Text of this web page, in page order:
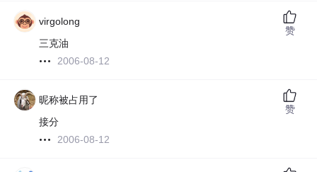
virgolong
三克油
2006-08-12
赞
昵称被占用了
接分
2006-08-12
赞